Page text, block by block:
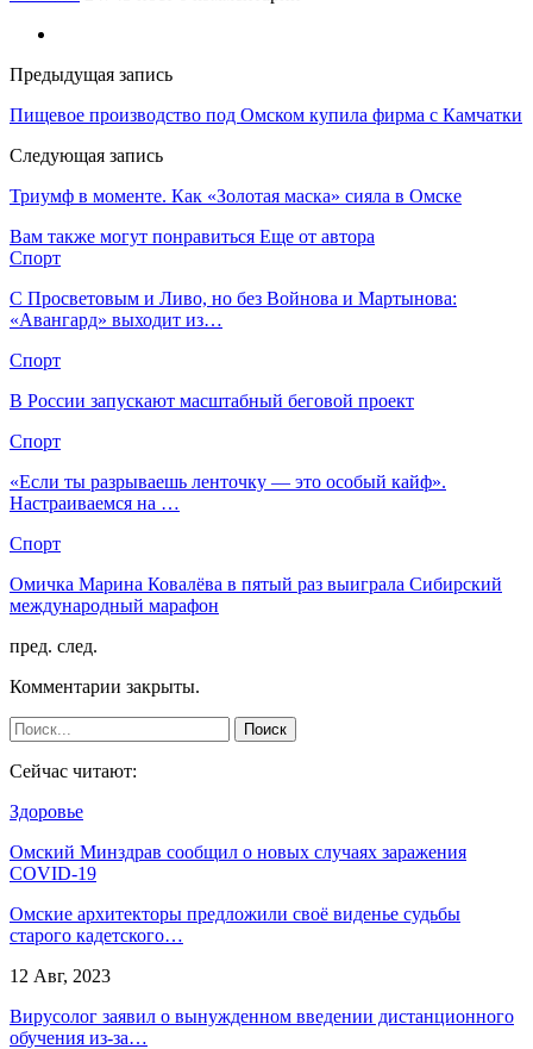
Предыдущая запись
Пищевое производство под Омском купила фирма с Камчатки
Следующая запись
Триумф в моменте. Как «Золотая маска» сияла в Омске
Вам также могут понравиться Еще от автора
Спорт
С Просветовым и Ливо, но без Войнова и Мартынова:
«Авангард» выходит из…
Спорт
В России запускают масштабный беговой проект
Спорт
«Если ты разрываешь ленточку — это особый кайф».
Настраиваемся на …
Спорт
Омичка Марина Ковалёва в пятый раз выиграла Сибирский
международный марафон
пред. след.
Комментарии закрыты.
Сейчас читают:
Здоровье
Омский Минздрав сообщил о новых случаях заражения
COVID-19
Омские архитекторы предложили своё виденье судьбы
старого кадетского…
12 Авг, 2023
Вирусолог заявил о вынужденном введении дистанционного
обучения из-за…